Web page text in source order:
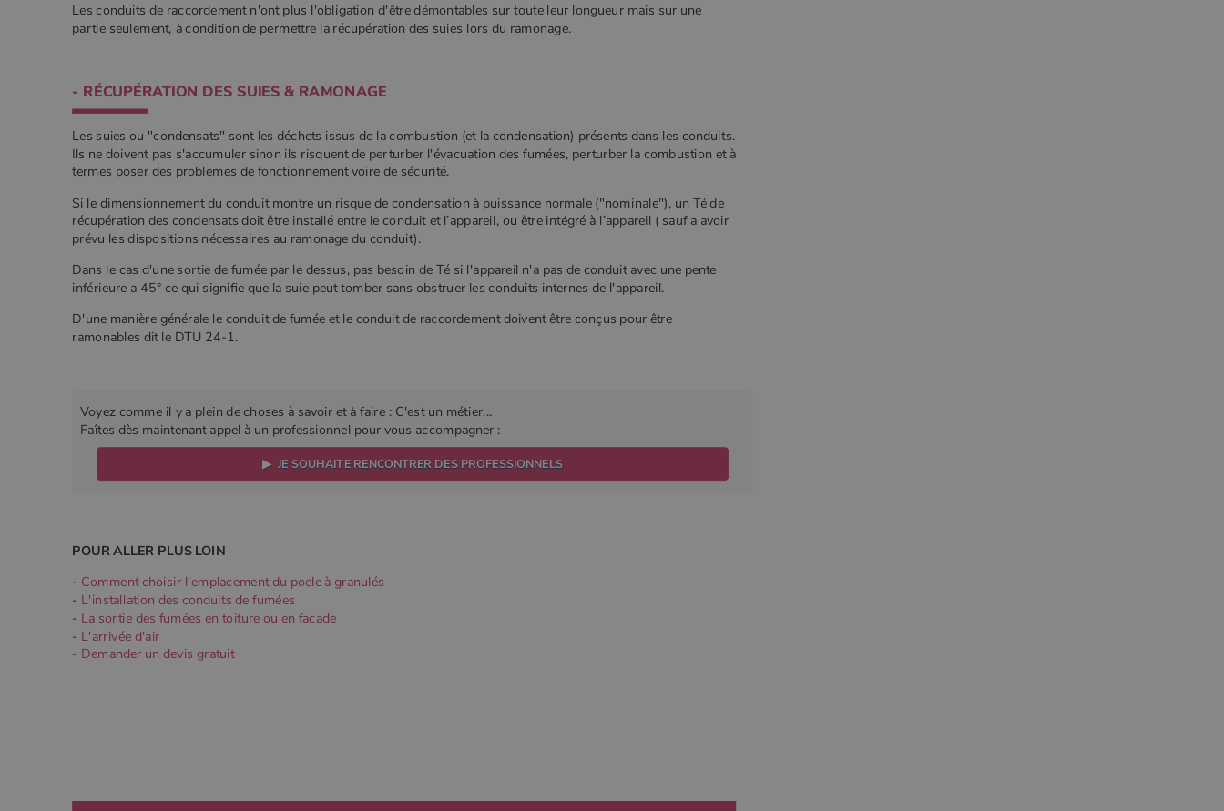
Les conduits de raccordement n'ont plus l'obligation d'être démontables sur toute leur longueur mais sur une
partie seulement, à condition de permettre la récupération des suies lors du ramonage.
- RÉCUPÉRATION DES SUIES & RAMONAGE
Les suies ou "condensats" sont les déchets issus de la combustion (et la condensation) présents dans les conduits.
Ils ne doivent pas s'accumuler sinon ils risquent de perturber l'évacuation des fumées, perturber la combustion et à
termes poser des problemes de fonctionnement voire de sécurité.
Si le dimensionnement du conduit montre un risque de condensation à puissance normale ("nominale"), un Té de
récupération des condensats doit être installé entre le conduit et l’appareil, ou être intégré à l’appareil ( sauf a avoir
prévu les dispositions nécessaires au ramonage du conduit).
Dans le cas d'une sortie de fumée par le dessus, pas besoin de Té si l'appareil n'a pas de conduit avec une pente
inférieure a 45° ce qui signifie que la suie peut tomber sans obstruer les conduits internes de l'appareil.
D'une manière générale le conduit de fumée et le conduit de raccordement doivent être conçus pour être
ramonables dit le DTU 24-1.
Voyez comme il y a plein de choses à savoir et à faire : C'est un métier...
Faîtes dès maintenant appel à un professionnel pour vous accompagner :
▶ JE SOUHAITE RENCONTRER DES PROFESSIONNELS
POUR ALLER PLUS LOIN
- Comment choisir l'emplacement du poele à granulés
- L'installation des conduits de fumées
- La sortie des fumées en toiture ou en facade
- L'arrivée d'air
- Demander un devis gratuit